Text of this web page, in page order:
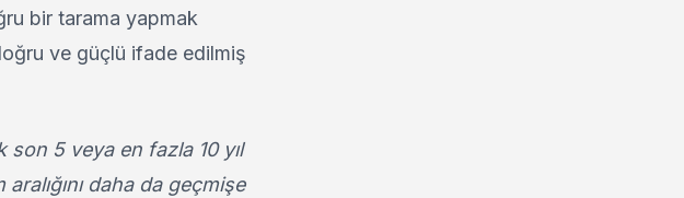
bir tarama yapmak
ve güçlü ifade edilmiş
5 veya en fazla 10 yıl
daha da geçmişe